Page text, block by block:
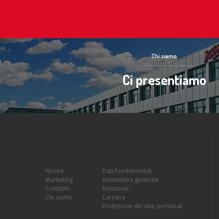
Chi siamo
Ci presentiamo
Novità
Marketing
Contatto
Chi siamo
Dati fondamentali
Assemblea generale
Direzione
Carriera
Protezione dei dati personali